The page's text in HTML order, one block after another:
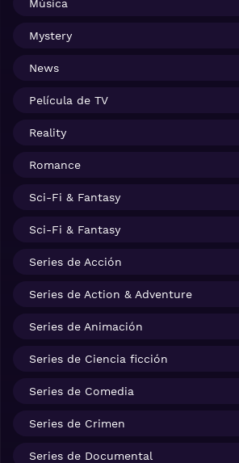
Música
Mystery
News
Película de TV
Reality
Romance
Sci-Fi & Fantasy
Sci-Fi & Fantasy
Series de Acción
Series de Action & Adventure
Series de Animación
Series de Ciencia ficción
Series de Comedia
Series de Crimen
Series de Documental